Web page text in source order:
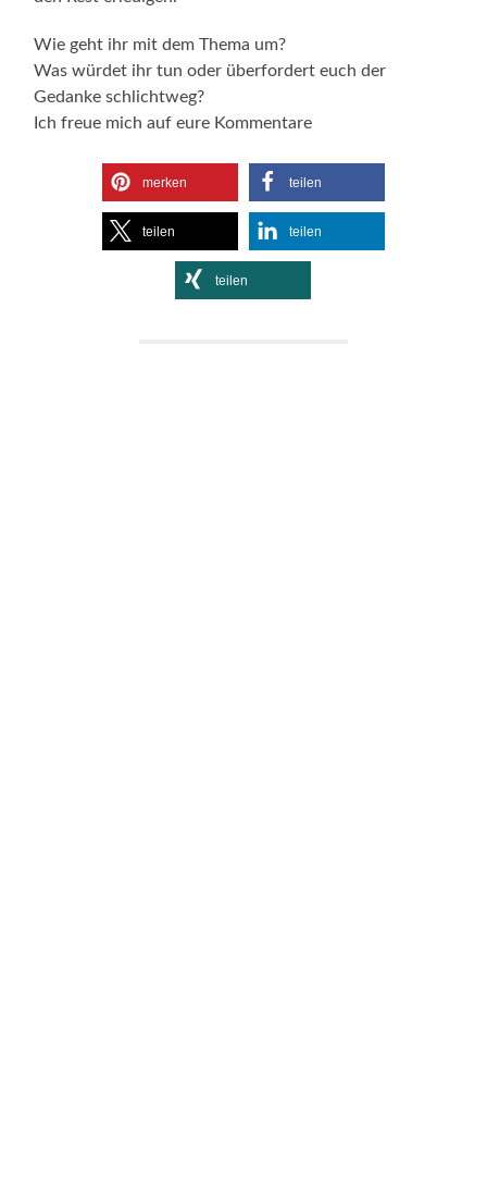
Wie geht ihr mit dem Thema um?
Was würdet ihr tun oder überfordert euch der
Gedanke schlichtweg?
Ich freue mich auf eure Kommentare
merken teilen
teilen teilen
teilen